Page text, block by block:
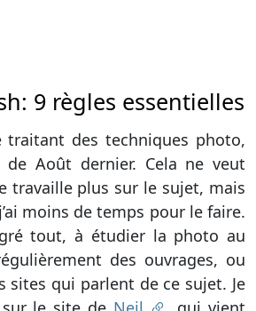
9 règles essentielles
traitant des techniques photo,
de Août dernier. Cela ne veut
travaille plus sur le sujet, mais
moins de temps pour le faire.
tout, à étudier la photo au
des ouvrages, ou
sites qui parlent de ce sujet. Je